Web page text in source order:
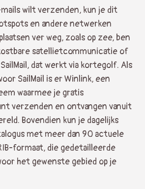
wilt verzenden, kun je dit
en andere netwerken
ver weg, zoals op zee, ben
satellietcommunicatie of
dat werkt via kortegolf. Als
SailMail is er Winlink, een
waarmee je gratis
verzenden en ontvangen vanuit
Bovendien kun je dagelijks
met meer dan 90 actuele
formaat, die gedetailleerde
het gewenste gebied op je